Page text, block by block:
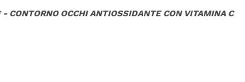
CONTORNO OCCHI ANTIOSSIDANTE CON VITAMINA C